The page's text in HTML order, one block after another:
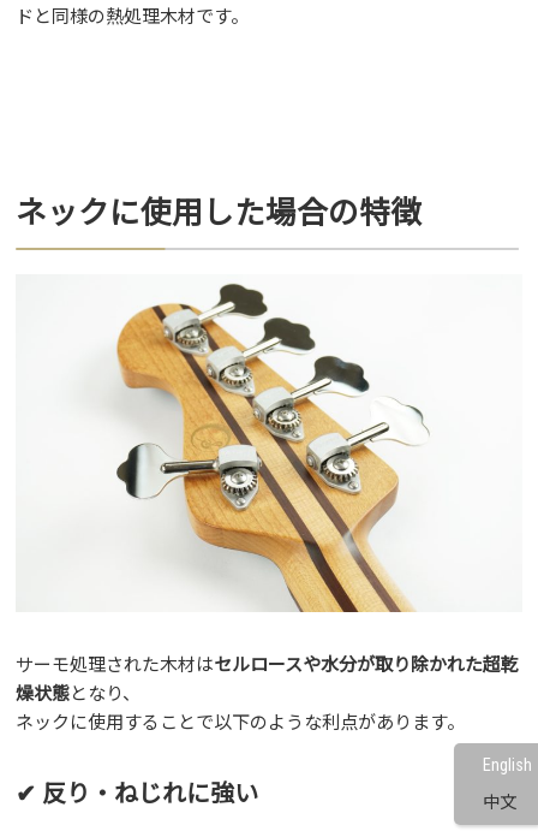
English
中文
ドと同様の熱処理木材です。
ネックに使用した場合の特徴
サーモ処理された木材はセルロースや水分が取り除かれた超乾
燥状態となり、
ネックに使用することで以下のような利点があります。
✔ 反り・ねじれに強い